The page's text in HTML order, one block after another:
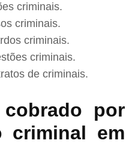
criminais.
criminais.
criminais.
criminais.
de criminais.
por
criminal em